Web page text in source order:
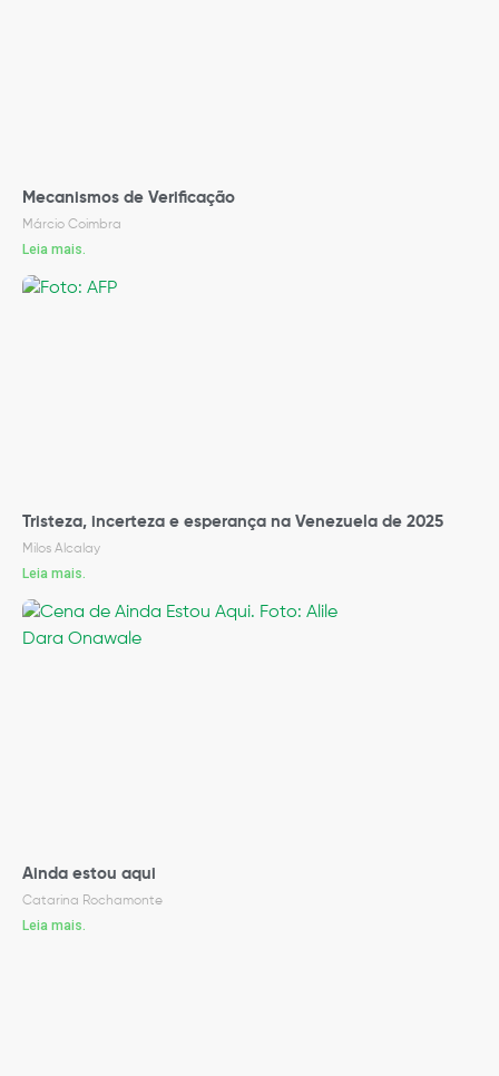
Mecanismos de Verificação
Márcio Coimbra
Leia mais.
Tristeza, incerteza e esperança na Venezuela de 2025
Milos Alcalay
Leia mais.
Ainda estou aqui
Catarina Rochamonte
Leia mais.